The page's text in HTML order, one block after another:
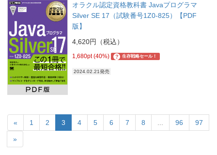
オラクル認定資格教科書 Javaプログラマ
Silver SE 17（試験番号1Z0-825）【PDF
版】
4,620円（税込）
1,680pt (40%) ? 生存戦略セール！
2024.02.21発売
« 1 2 3 4 5 6 7 8 96 97
»